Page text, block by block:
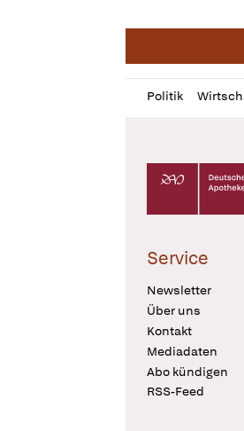
Politik
Profil
öffnen
Daz
Pur
Deutscher
Service
Newsletter
Über uns
Kontakt
Mediadaten
Abo kündigen
RSS-Feed